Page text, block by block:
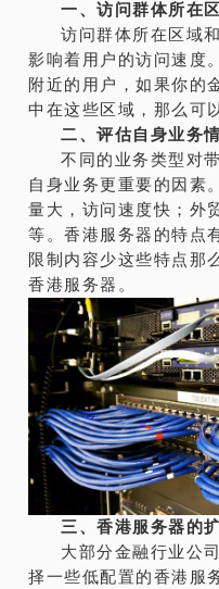
一、访问群体所在
访问群体所在区域
影响着用户的访问速度
附近的用户，如果你的
中在这些区域，那么可
二、评估自身业务
不同的业务类型对
自身业务更重要的因素
量大，访问速度快；外
等。香港服务器的特点
限制内容少这些特点那
香港服务器。
三、香港服务器的
大部分金融行业公
择一些低配置的香港服